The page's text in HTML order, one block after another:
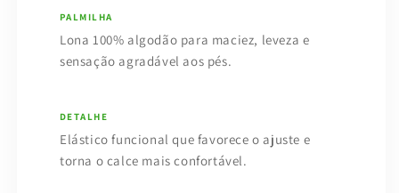
PALMILHA
Lona 100% algodão para maciez, leveza e
sensação agradável aos pés.
DETALHE
Elástico funcional que favorece o ajuste e
torna o calce mais confortável.